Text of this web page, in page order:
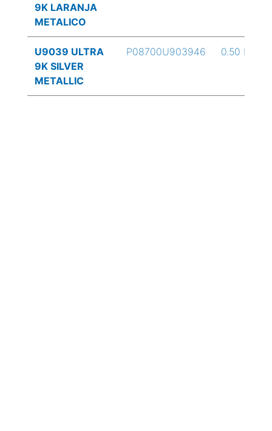
9K LARANJA
METALICO
U9039 ULTRA
9K SILVER
METALLIC
P08700U903946 0.50 L